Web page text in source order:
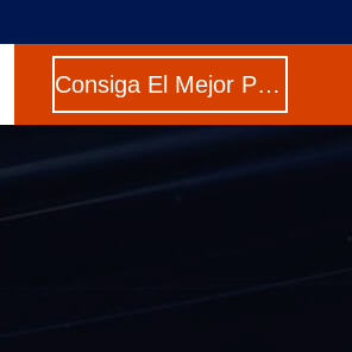
Consiga El Mejor Precio